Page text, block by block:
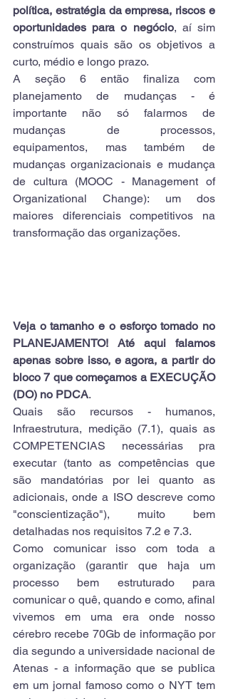
política, estratégia da empresa, riscos e
oportunidades para o negócio, aí sim
construímos quais são os objetivos a
curto, médio e longo prazo.
A seção 6 então finaliza com
planejamento de mudanças - é
importante não só falarmos de
mudanças de processos,
equipamentos, mas também de
mudanças organizacionais e mudança
de cultura (MOOC - Management of
Organizational Change): um dos
maiores diferenciais competitivos na
transformação das organizações.
Veja o tamanho e o esforço tomado no
PLANEJAMENTO! Até aqui falamos
apenas sobre isso, e agora, a partir do
bloco 7 que começamos a EXECUÇÃO
(DO) no PDCA.
Quais são recursos - humanos,
Infraestrutura, medição (7.1), quais as
COMPETENCIAS necessárias pra
executar (tanto as competências que
são mandatórias por lei quanto as
adicionais, onde a ISO descreve como
"conscientização"), muito bem
detalhadas nos requisitos 7.2 e 7.3.
Como comunicar isso com toda a
organização (garantir que haja um
processo bem estruturado para
comunicar o quê, quando e como, afinal
vivemos em uma era onde nosso
cérebro recebe 70Gb de informação por
dia segundo a universidade nacional de
Atenas - a informação que se publica
em um jornal famoso como o NYT tem